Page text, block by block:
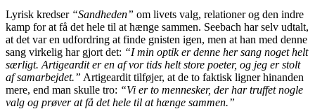
Lyrisk kredser “Sandheden” om livets valg, relationer og den indre
kamp for at få det hele til at hænge sammen. Seebach har selv udtalt,
at det var en udfordring at finde gnisten igen, men at han med denne
sang virkelig har gjort det: “I min optik er denne her sang noget helt
særligt. Artigeardit er en af vor tids helt store poeter, og jeg er stolt
af samarbejdet.” Artigeardit tilføjer, at de to faktisk ligner hinanden
mere, end man skulle tro: “Vi er to mennesker, der har truffet nogle
valg og prøver at få det hele til at hænge sammen.”